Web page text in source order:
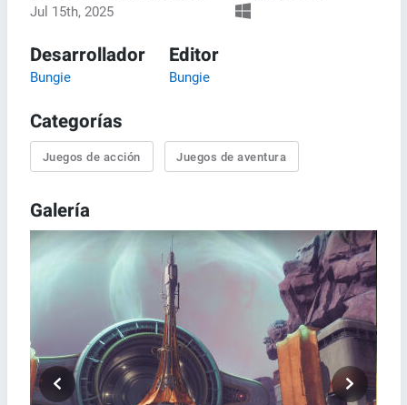
Jul 15th, 2025
Desarrollador
Bungie
Editor
Bungie
Categorías
Juegos de acción Juegos de aventura
Galería